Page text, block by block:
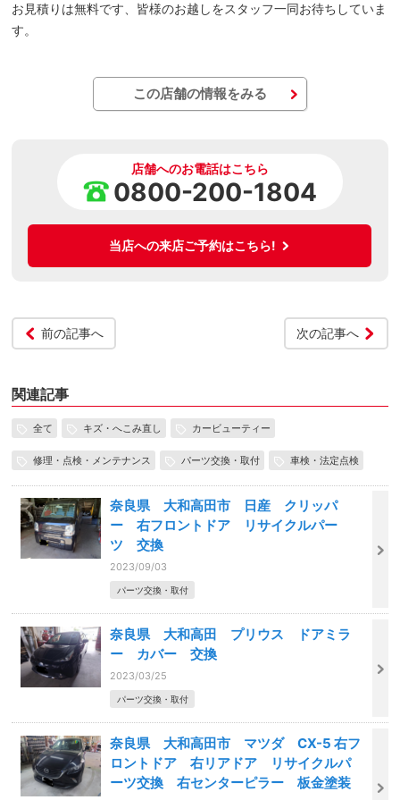
お見積りは無料です、皆様のお越しをスタッフ一同お待ちしていま
す。
この店舗の情報をみる
店舗へのお電話はこちら
0800-200-1804
当店への来店ご予約はこちら!
前の記事へ 次の記事へ
関連記事
全て キズ・へこみ直し カービューティー
修理・点検・メンテナンス パーツ交換・取付 車検・法定点検
奈良県 大和高田市 日産 クリッパ
ー 右フロントドア リサイクルパー
ツ 交換
2023/09/03
パーツ交換・取付
奈良県 大和高田 プリウス ドアミラ
ー カバー 交換
2023/03/25
パーツ交換・取付
奈良県 大和高田市 マツダ CX-5 右フ
ロントドア 右リアドア リサイクルパ
ーツ交換 右センターピラー 板金塗装